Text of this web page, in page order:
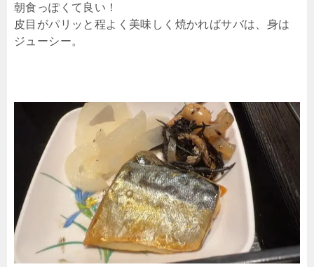
朝食っぽくて良い！
皮目がパリッと程よく美味しく焼かればサバは、身は
ジューシー。